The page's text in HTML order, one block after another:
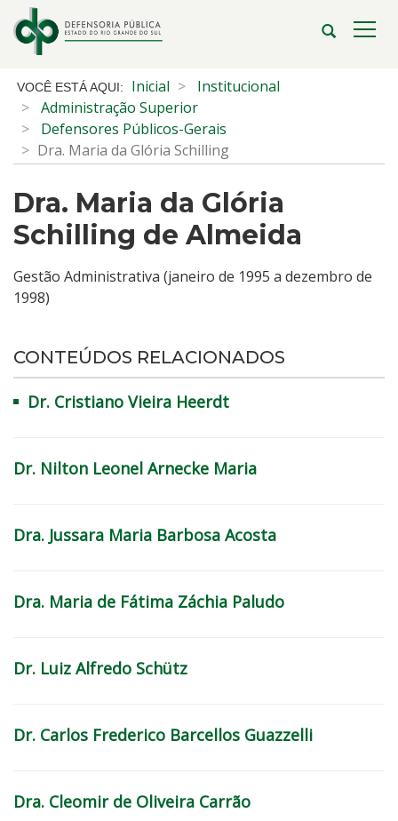
para
para
menu
para
busca
Abrir
Início
conteúdo
Inicial
Institucional
Administração Superior
Defensores Públicos-Gerais
Dra. Maria da Glória Schilling
Dra. Maria da Glória
Schilling de Almeida
Gestão Administrativa (janeiro de 1995 a dezembro de
1998)
CONTEÚDOS RELACIONADOS
Dr. Cristiano Vieira Heerdt
Dr. Nilton Leonel Arnecke Maria
Dra. Jussara Maria Barbosa Acosta
Dra. Maria de Fátima Záchia Paludo
Dr. Luiz Alfredo Schütz
Dr. Carlos Frederico Barcellos Guazzelli
Dra. Cleomir de Oliveira Carrão